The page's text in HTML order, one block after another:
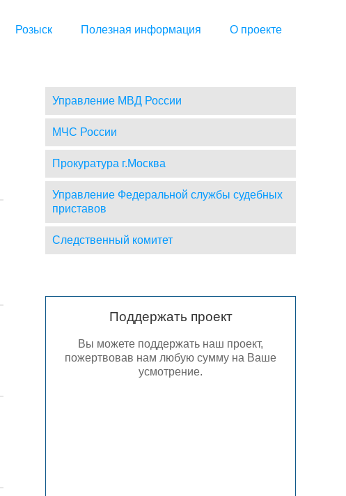
Розыск Полезная информация О проекте
Управление МВД России
МЧС России
Прокуратура г.Москва
Управление Федеральной службы судебных
приставов
Следственный комитет
Поддержать проект
Вы можете поддержать наш проект,
пожертвовав нам любую сумму на Ваше
усмотрение.